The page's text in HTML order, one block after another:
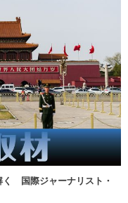
く 国際ジャーナリスト・